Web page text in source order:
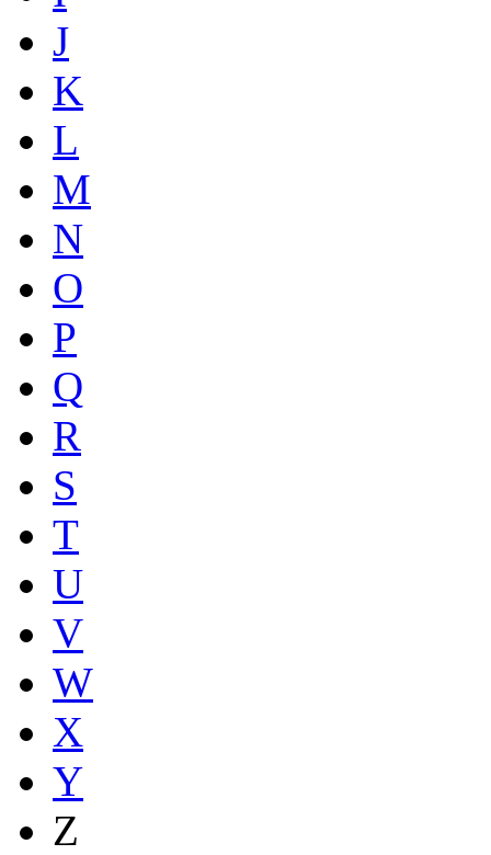
J
K
L
M
N
O
P
Q
R
S
T
U
V
W
X
Y
Z